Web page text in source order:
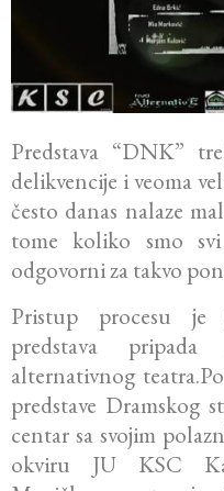
Predstava “DNK”
delikvencije i veoma
često danas nalaze
tome koliko smo
odgovorni za takvo
Pristup procesu
predstava
alternativnog teatra.
predstave Dramskog
centar sa svojim
okviru JU KSC